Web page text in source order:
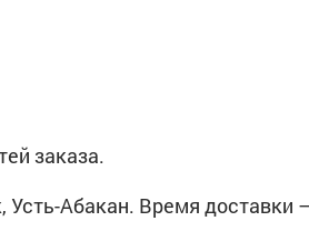
заказа.
Усть-Абакан. Время доставки